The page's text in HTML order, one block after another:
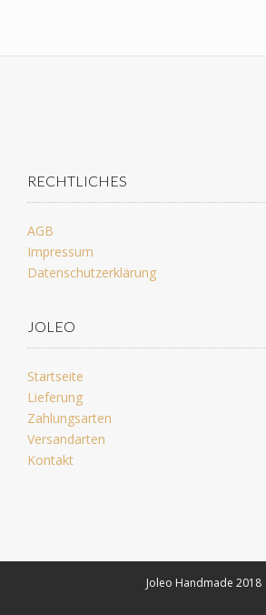
RECHTLICHES
AGB
Impressum
Datenschutzerklärung
JOLEO
Startseite
Lieferung
Zahlungsarten
Versandarten
Kontakt
Joleo Handmade 2018